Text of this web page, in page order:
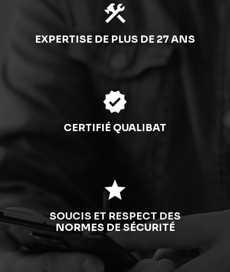
construction
EXPERTISE DE PLUS DE 27 ANS
verified
CERTIFIÉ QUALIBAT
star
SOUCIS ET RESPECT DES
NORMES DE SÉCURITÉ